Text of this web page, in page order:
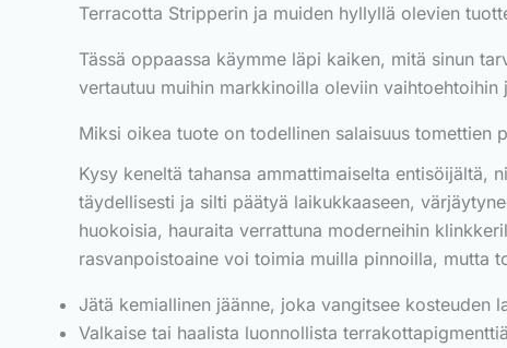
Terracotta Stripperin ja muiden hyllyllä olevien
Tässä oppaassa käymme läpi kaiken, mitä sinun
vertautuu muihin markkinoilla oleviin
Miksi oikea tuote on todellinen salaisuus tomettien
Kysy keneltä tahansa ammattimaiselta entisöijältä,
täydellisesti ja silti päätyä laikukkaaseen,
huokoisia, hauraita verrattuna moderneihin
rasvanpoistoaine voi toimia muilla pinnoilla, mutta
Jätä kemiallinen jäänne, joka vangitsee kosteuden
Valkaise tai haalista luonnollista